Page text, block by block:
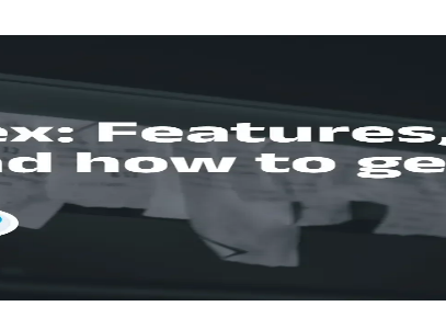
進的程式設計能力、更廣泛的專業推理、更快的推理
）中的使用範圍，同時將提供 API 存取（承諾「